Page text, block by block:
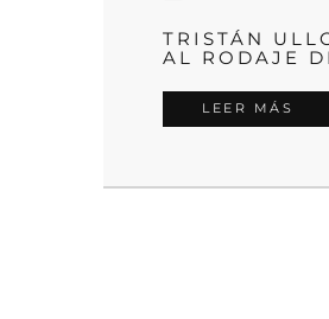
TRISTÁN
AL RODAJE
LEER MÁS